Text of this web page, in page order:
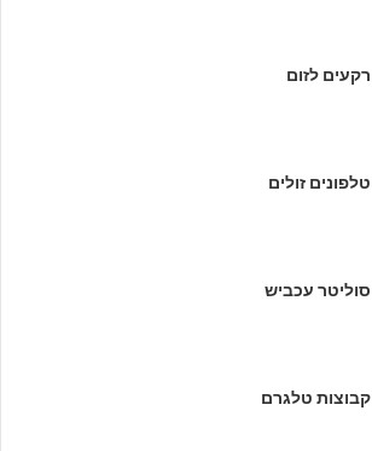
רקעים לזום
טלפונים זולים
סוליטר עכביש
קבוצות טלגרם